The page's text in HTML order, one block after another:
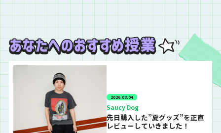
2026.08.04
Saucy Dog
先日購入した”夏グッズ”を正直
レビューしていきました！